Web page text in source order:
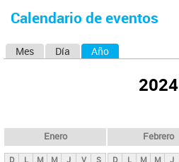
d
usted
Calendario de eventos
s
Mes Día Año
2024
Enero
D L M M J V
S
Febrero
D L M M J